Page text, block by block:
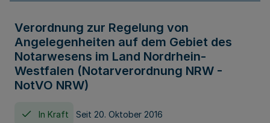
Verordnung zur Regelung von
Angelegenheiten auf dem Gebiet des
Notarwesens im Land Nordrhein-
Westfalen (Notarverordnung NRW -
NotVO NRW)
In Kraft Seit 20. Oktober 2016